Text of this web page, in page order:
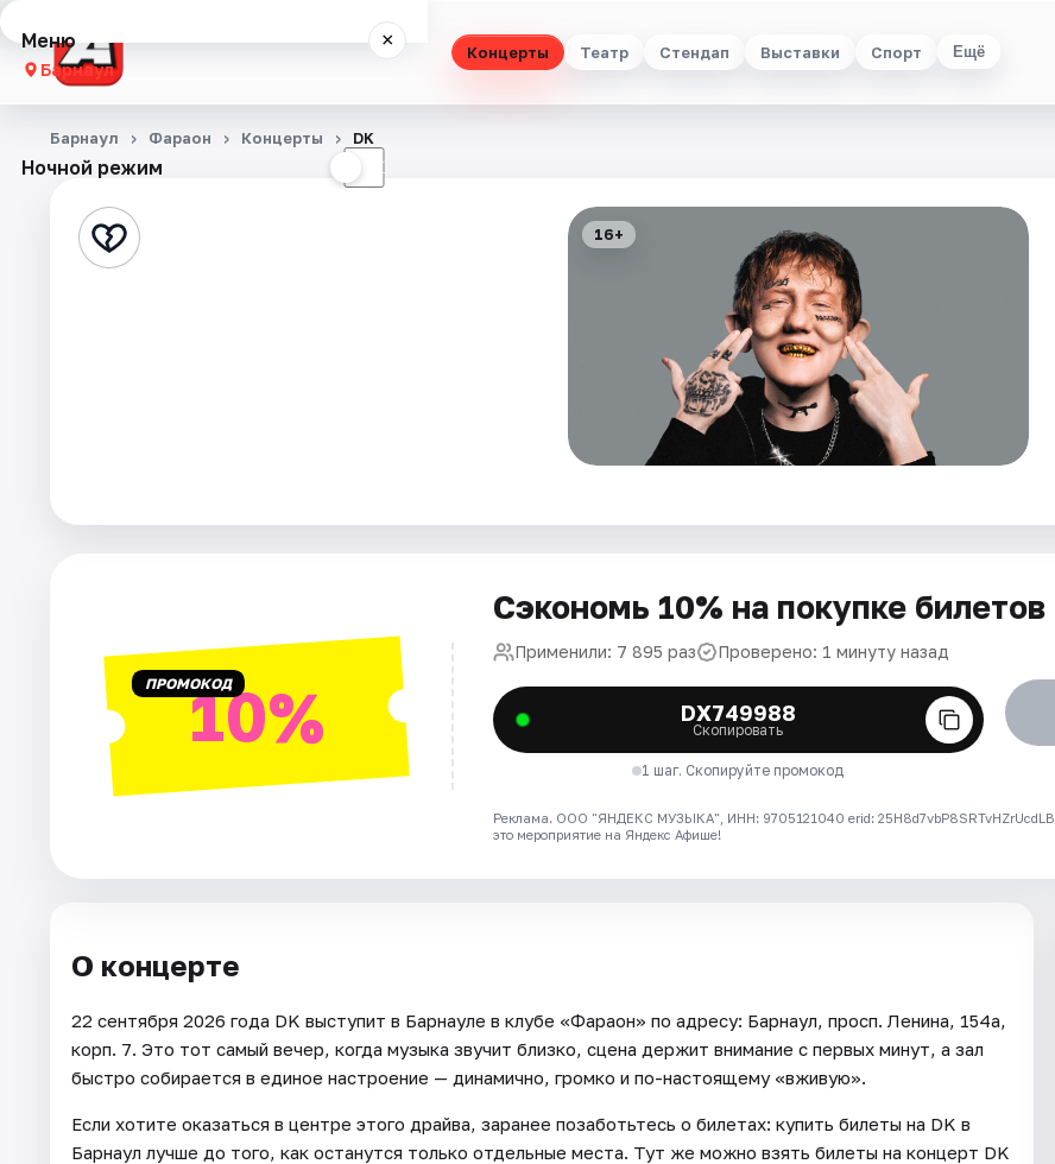
Концерты Театр Стендап Выставки Спорт Ещё
Меню ×
Барнаул
Концерты
Стендап
Рейтинги
Ночной режим ☾
Барнаул Фараон Концерты DK
16+
ПРОМОКОД10%
Сэкономь 10% на покупке билетов
Применили: 7 895 раз Проверено: 1 минуту назад
DX749988
Скопировать
1 шаг. Скопируйте промокод
Реклама. ООО "ЯНДЕКС МУЗЫКА", ИНН: 9705121040 erid: 25H8d7vbP8SRTvHZrUcdLB
это мероприятие на Яндекс Афише!
О концерте
22 сентября 2026 года DK выступит в Барнауле в клубе «Фараон» по адресу: Барнаул, просп. Ленина, 154а,
корп. 7. Это тот самый вечер, когда музыка звучит близко, сцена держит внимание с первых минут, а зал
быстро собирается в единое настроение — динамично, громко и по-настоящему «вживую».
Если хотите оказаться в центре этого драйва, заранее позаботьтесь о билетах: купить билеты на DK в
Барнаул лучше до того, как останутся только отдельные места. Тут же можно взять билеты на концерт DK